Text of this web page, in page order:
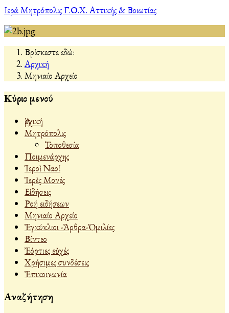
Ιερά Μητρόπολις Γ.Ο.Χ. Αττικής & Βοιωτίας
Βρίσκεστε εδώ:
Αρχική
Μηνιαίο Αρχείο
Κύριο μενού
Ἀρχική
Μητρόπολις
Τοποθεσία
Ποιμενάρχης
Ἱεροὶ Ναοί
Ἱερὲς Μονές
Εἰδήσεις
Ροή ειδήσεων
Μηνιαίο Αρχείο
Ἐγκύκλιοι -Ἄρθρα-Ὁμιλίες
Βίντεο
Ἐόρτιες εὐχές
Χρήσιμες συνδέσεις
Ἐπικοινωνία
Αναζήτηση